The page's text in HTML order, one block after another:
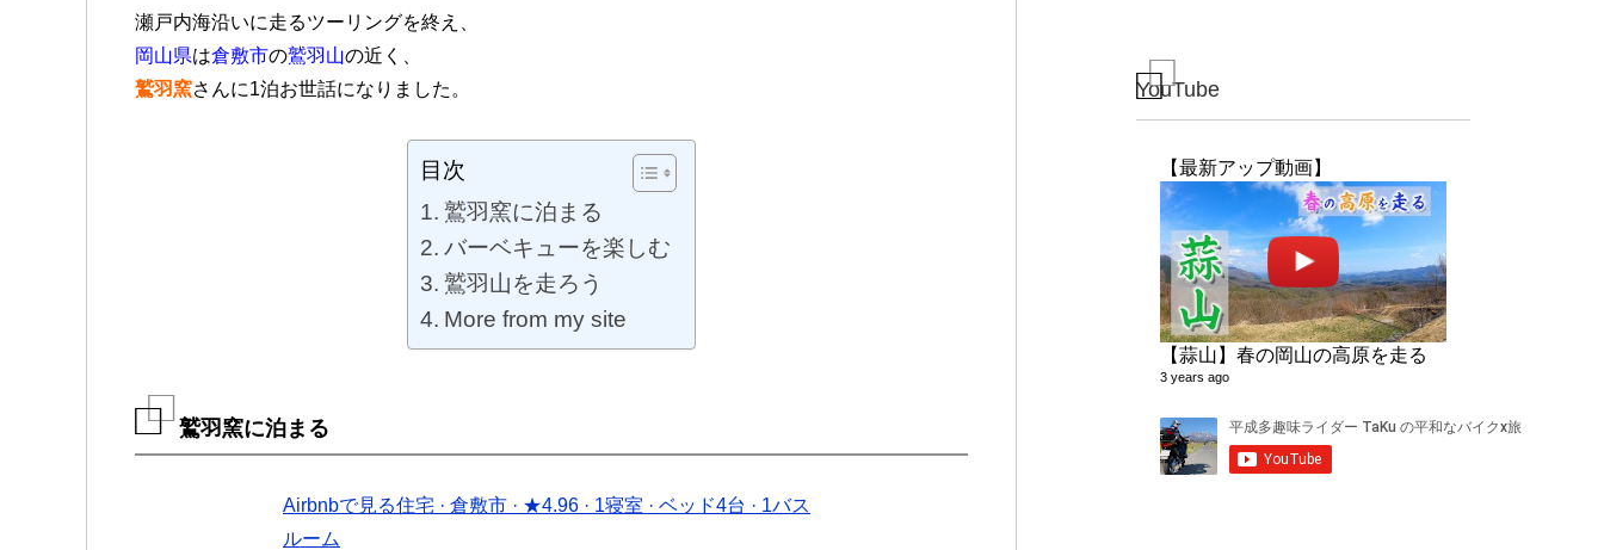
瀬戸内海沿いに走るツーリングを終え、
岡山県は倉敷市の鷲羽山の近く、
鷲羽窯さんに1泊お世話になりました。
目次
鷲羽窯に泊まる
バーベキューを楽しむ
鷲羽山を走ろう
More from my site
鷲羽窯に泊まる
Airbnbで見る住宅 · 倉敷市 · ★4.96 · 1寝室 · ベッド4台 · 1バス
ルーム
YouTube
【最新アップ動画】
【蒜山】春の岡山の高原を走る
3 years ago